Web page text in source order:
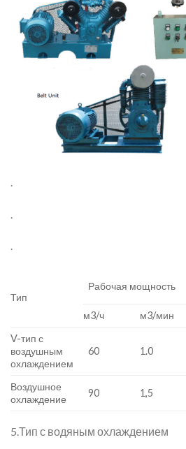
.
.
Тип
Рабочая мощность
м3/ч м3/мин
V-тип с
воздушным
охлаждением
60
1.0
Воздушное
охлаждение
90 1,5
5.Тип с водяным охлаждением